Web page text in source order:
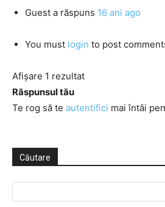
Guest a răspuns 16 ani ago
You must login to post
Afișare 1 rezultat
Răspunsul tău
Te rog să te autentifici mai întâi
Căutare